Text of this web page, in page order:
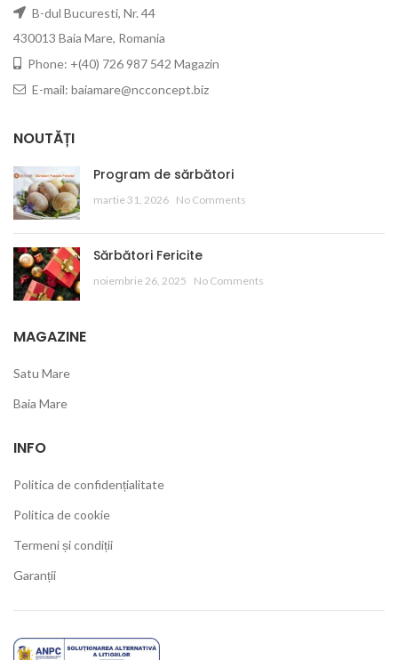
B-dul Bucuresti, Nr. 44
430013 Baia Mare, Romania
Phone: +(40) 726 987 542 Magazin
E-mail: baiamare@ncconcept.biz
NOUTĂȚI
Program de sărbători
martie 31, 2026 No Comments
Sărbători Fericite
noiembrie 26, 2025 No Comments
MAGAZINE
Satu Mare
Baia Mare
INFO
Politica de confidențialitate
Politica de cookie
Termeni și condiții
Garanții